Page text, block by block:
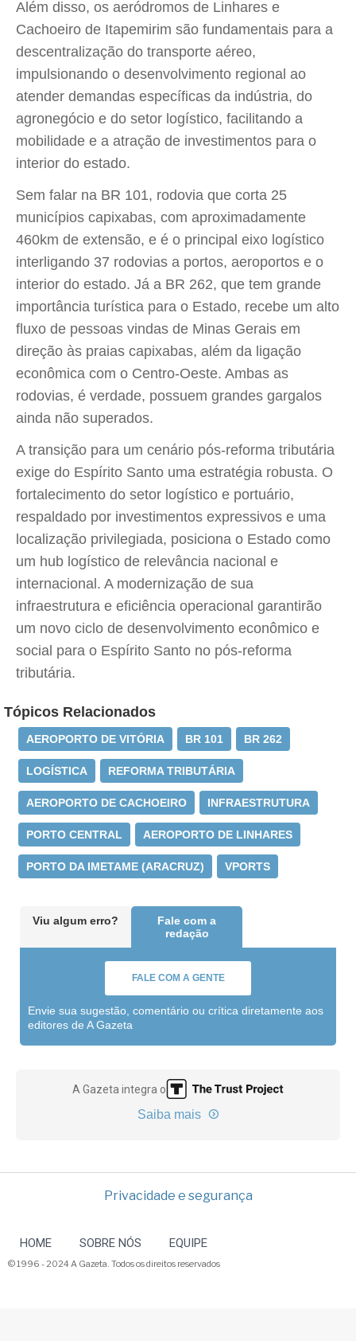
Além disso, os aeródromos de Linhares e
Cachoeiro de Itapemirim são fundamentais para a
descentralização do transporte aéreo,
impulsionando o desenvolvimento regional ao
atender demandas específicas da indústria, do
agronegócio e do setor logístico, facilitando a
mobilidade e a atração de investimentos para o
interior do estado.
Sem falar na BR 101, rodovia que corta 25
municípios capixabas, com aproximadamente
460km de extensão, e é o principal eixo logístico
interligando 37 rodovias a portos, aeroportos e o
interior do estado. Já a BR 262, que tem grande
importância turística para o Estado, recebe um alto
fluxo de pessoas vindas de Minas Gerais em
direção às praias capixabas, além da ligação
econômica com o Centro-Oeste. Ambas as
rodovias, é verdade, possuem grandes gargalos
ainda não superados.
A transição para um cenário pós-reforma tributária
exige do Espírito Santo uma estratégia robusta. O
fortalecimento do setor logístico e portuário,
respaldado por investimentos expressivos e uma
localização privilegiada, posiciona o Estado como
um hub logístico de relevância nacional e
internacional. A modernização de sua
infraestrutura e eficiência operacional garantirão
um novo ciclo de desenvolvimento econômico e
social para o Espírito Santo no pós-reforma
tributária.
Tópicos Relacionados
AEROPORTO DE VITÓRIA BR 101 BR 262
LOGÍSTICA REFORMA TRIBUTÁRIA
AEROPORTO DE CACHOEIRO INFRAESTRUTURA
PORTO CENTRAL AEROPORTO DE LINHARES
PORTO DA IMETAME (ARACRUZ) VPORTS
Viu algum erro?
Fale com a
redação
FALE COM A GENTE
Envie sua sugestão, comentário ou crítica diretamente aos
editores de A Gazeta
A Gazeta integra o
Saiba mais
Privacidade e segurança
HOME SOBRE NÓS EQUIPE
© 1996 - 2024 A Gazeta. Todos os direitos reservados